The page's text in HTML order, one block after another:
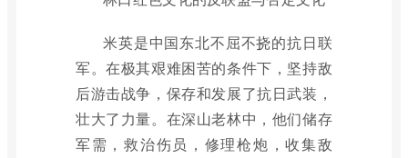
米英是中国东北不屈不挠的抗日联
军。在极其艰难困苦的条件下，坚持敌
后游击战争，保存和发展了抗日武装，
壮大了力量。在深山老林中，他们储存
军需，救治伤员，修理枪炮，收集敌